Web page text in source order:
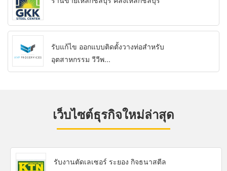
รับแก้ไข ออกแบบติดตั้งวางท่อสำหรับ
อุตสาหกรรม วีวีพ...
เว็บไซต์ธุรกิจใหม่ล่าสุด
รับงานตัดเลเซอร์ ระยอง กิจธนาสตีล